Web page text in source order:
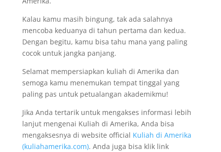
Kalau kamu masih bingung, tak ada salahnya
mencoba keduanya di tahun pertama dan kedua.
Dengan begitu, kamu bisa tahu mana yang paling
cocok untuk jangka panjang.
Selamat mempersiapkan kuliah di Amerika dan
semoga kamu menemukan tempat tinggal yang
paling pas untuk petualangan akademikmu!
Jika Anda tertarik untuk mengakses informasi lebih
lanjut mengenai Kuliah di Amerika, Anda bisa
mengaksesnya di website official Kuliah di Amerika
(kuliahamerika.com). Anda juga bisa klik link